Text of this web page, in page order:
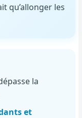
qu’allonger les
la
et